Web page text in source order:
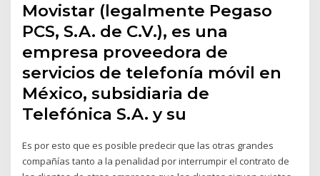
Movistar (legalmente Pegaso
PCS, S.A. de C.V.), es una
empresa proveedora de
servicios de telefonía móvil en
México, subsidiaria de
Telefónica S.A. y su
Es por esto que es posible predecir que las otras grandes
compañías tanto a la penalidad por interrumpir el contrato de